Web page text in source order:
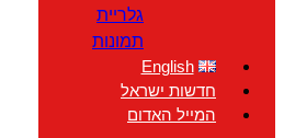
גלריית
תמונות
English
חדשות ישראל
המייל האדום